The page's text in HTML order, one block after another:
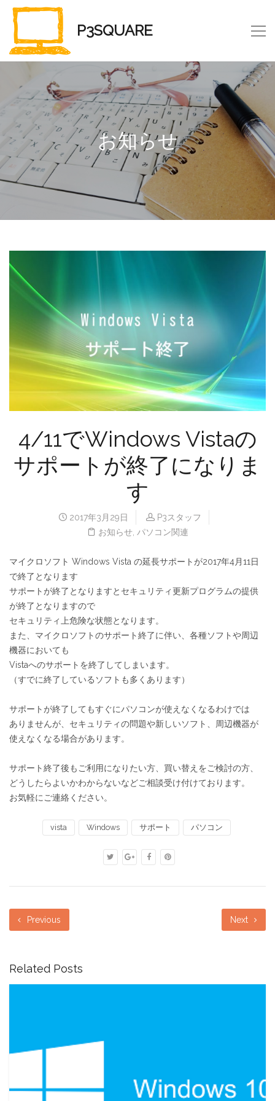
P3SQUARE
お知らせ
4/11でWindows Vistaの
サポートが終了になりま
す
2017年3月29日
P3スタッフ
お知らせ, パソコン関連
マイクロソフト Windows Vista の延長サポートが2017年4月11日
で終了となります
サポートが終了となりますとセキュリティ更新プログラムの提供
が終了となりますので
セキュリティ上危険な状態となります。
また、マイクロソフトのサポート終了に伴い、各種ソフトや周辺
機器においても
Vistaへのサポートを終了してしまいます。
（すでに終了しているソフトも多くあります）
サポートが終了してもすぐにパソコンが使えなくなるわけでは
ありませんが、セキュリティの問題や新しいソフト、周辺機器が
使えなくなる場合があります。
サポート終了後もご利用になりたい方、買い替えをご検討の方、
どうしたらよいかわからないなどご相談受け付けております。
お気軽にご連絡ください。
vista Windows サポート パソコン
Previous Next
Related Posts